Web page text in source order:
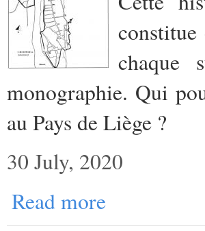
chaque
monographie. Qui
au Pays de Liège ?
30 July, 2020
Read more